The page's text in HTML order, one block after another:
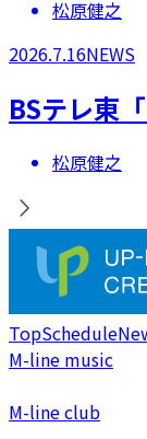
松原健之
2026.7.16NEWS
BSテレ東
松原健之
TopSchedule
M-line music
M-line club